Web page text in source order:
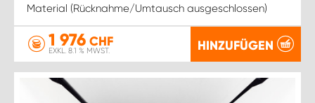
Material (Rücknahme/Umtausch ausgeschlossen)
1 976 CHF
EXKL. 8.1 % MWST. HINZUFÜGEN